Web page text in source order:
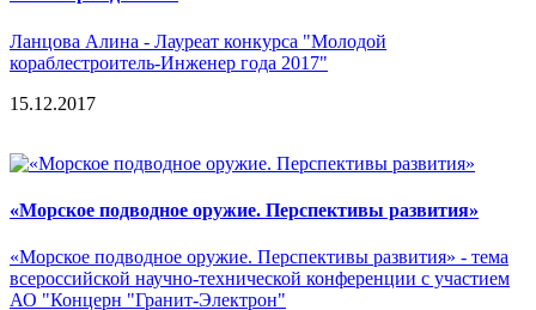
Ланцова Алина - Лауреат конкурса "Молодой
кораблестроитель-Инженер года 2017"
15.12.2017
«Морское подводное оружие. Перспективы развития»
«Морское подводное оружие. Перспективы развития» - тема
всероссийской научно-технической конференции c участием
АО "Концерн "Гранит-Электрон"